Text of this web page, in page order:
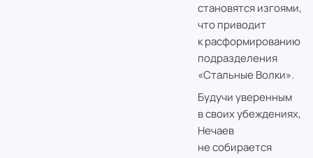
становятся изгоями,
что приводит
к расформированию
подразделения
«Стальные Волки».
Будучи уверенным
в своих убеждениях,
Нечаев
не собирается